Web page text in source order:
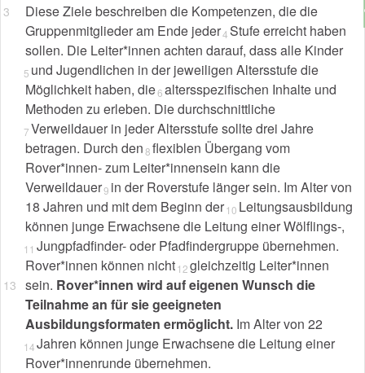
Diese Ziele beschreiben die Kompetenzen, die die
Gruppenmitglieder am Ende jeder Stufe erreicht haben
sollen. Die Leiter*innen achten darauf, dass alle Kinder
und Jugendlichen in der jeweiligen Altersstufe die
Möglichkeit haben, die altersspezifischen Inhalte und
Methoden zu erleben. Die durchschnittliche
Verweildauer in jeder Altersstufe sollte drei Jahre
betragen. Durch den flexiblen Übergang vom
Rover*innen- zum Leiter*innensein kann die
Verweildauer in der Roverstufe länger sein. Im Alter von
18 Jahren und mit dem Beginn der
Leitungsausbildung
können junge Erwachsene die Leitung einer Wölflings-,
Jungpfadfinder- oder Pfadfindergruppe übernehmen.
Rover*innen können nicht
gleichzeitig Leiter*innen
sein. Rover*innen wird auf eigenen Wunsch die
Teilnahme an für sie geeigneten
Ausbildungsformaten ermöglicht. Im Alter von 22
Jahren können junge Erwachsene die Leitung einer
Rover*innenrunde übernehmen.